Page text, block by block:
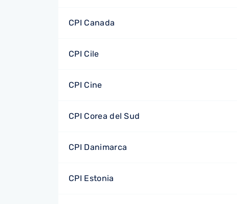
CPI Canada
CPI Cile
CPI Cine
CPI Corea del Sud
CPI Danimarca
CPI Estonia